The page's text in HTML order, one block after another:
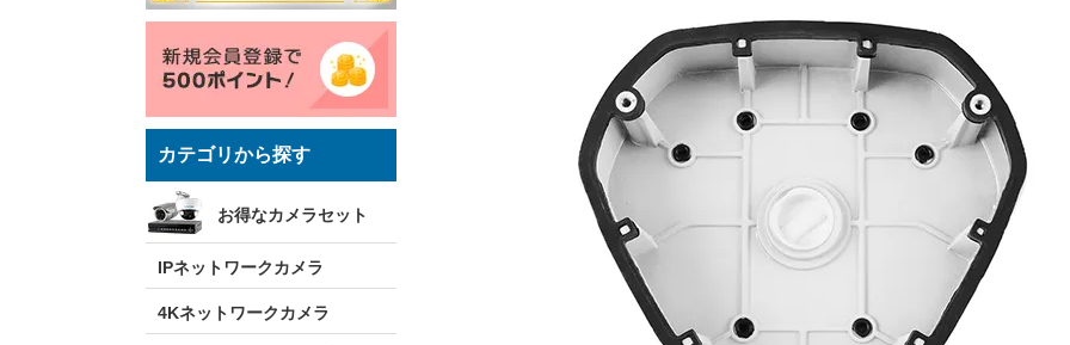
カテゴリから探す
お得なカメラセット
IPネットワークカメラ
4Kネットワークカメラ